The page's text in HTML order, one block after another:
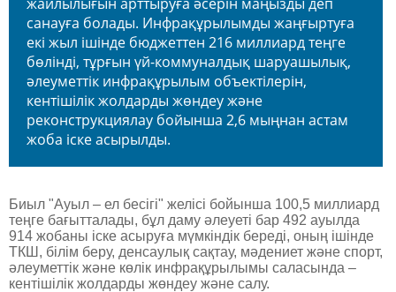
санауға болады. Инфрақұрылымды жаңғыртуға
екі жыл ішінде бюджеттен 216 миллиард теңге
бөлінді, тұрғын үй-коммуналдық шаруашылық,
әлеуметтік инфрақұрылым объектілерін,
кентішілік жолдарды жөндеу және
реконструкциялау бойынша 2,6 мыңнан астам
жоба іске асырылды.
Биыл "Ауыл – ел бесігі" желісі бойынша 100,5 миллиард
теңге бағытталады, бұл даму әлеуеті бар 492 ауылда
914 жобаны іске асыруға мүмкіндік береді, оның ішінде
ТКШ, білім беру, денсаулық сақтау, мәдениет және спорт,
әлеуметтік және көлік инфрақұрылымы саласында –
кентішілік жолдарды жөндеу және салу.